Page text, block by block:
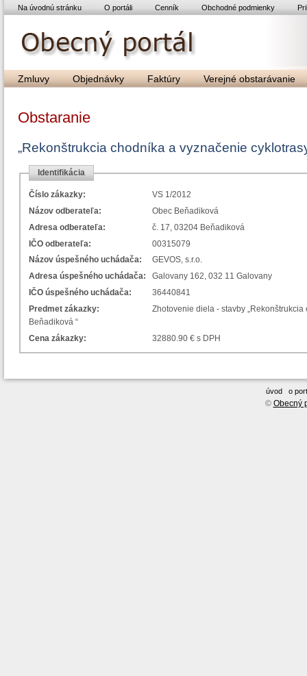
Na úvodnú stránku O portáli Cenník Obchodné podmienky
Zmluvy Objednávky Faktúry Verejné obstarávanie
Obstaranie
„Rekonštrukcia chodníka a vyznačenie
Identifikácia
Číslo zákazky:
VS 1/2012
Názov odberateľa:
Obec Beňadiková
Adresa odberateľa:
č. 17, 03204 Beňadiková
IČO odberateľa:
00315079
Názov úspešného uchádača:
GEVOS, s.r.o.
Adresa úspešného uchádača:
Galovany 162, 032 11 Galovany
IČO úspešného uchádača:
36440841
Predmet zákazky:
Zhotovenie diela - stavby
Beňadiková “
Cena zákazky:
32880.90 € s DPH
úvod o
© Obecný